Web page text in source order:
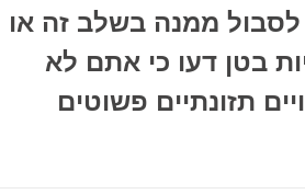
לסבול ממנה בשלב זה או
בטן דעו כי אתם לא
תזונתיים פשוטים